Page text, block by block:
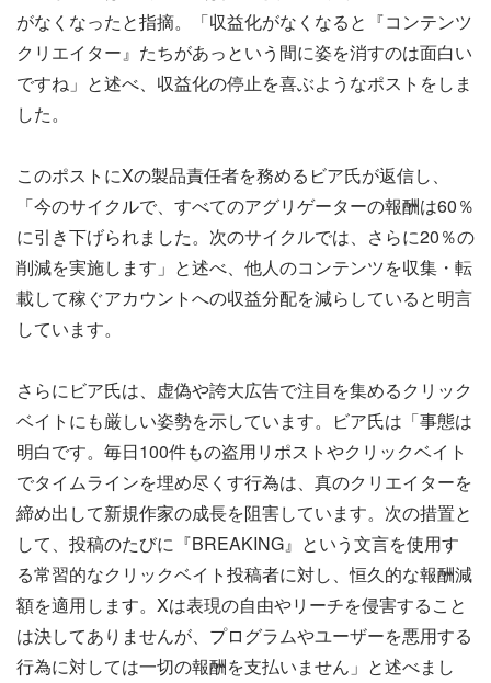
がなくなったと指摘。「収益化がなくなると『コンテンツ
クリエイター』たちがあっという間に姿を消すのは面白い
ですね」と述べ、収益化の停止を喜ぶようなポストをしま
した。
このポストにXの製品責任者を務めるビア氏が返信し、
「今のサイクルで、すべてのアグリゲーターの報酬は60％
に引き下げられました。次のサイクルでは、さらに20％の
削減を実施します」と述べ、他人のコンテンツを収集・転
載して稼ぐアカウントへの収益分配を減らしていると明言
しています。
さらにビア氏は、虚偽や誇大広告で注目を集めるクリック
ベイトにも厳しい姿勢を示しています。ビア氏は「事態は
明白です。毎日100件もの盗用リポストやクリックベイト
でタイムラインを埋め尽くす行為は、真のクリエイターを
締め出して新規作家の成長を阻害しています。次の措置と
して、投稿のたびに『BREAKING』という文言を使用す
る常習的なクリックベイト投稿者に対し、恒久的な報酬減
額を適用します。Xは表現の自由やリーチを侵害すること
は決してありませんが、プログラムやユーザーを悪用する
行為に対しては一切の報酬を支払いません」と述べまし